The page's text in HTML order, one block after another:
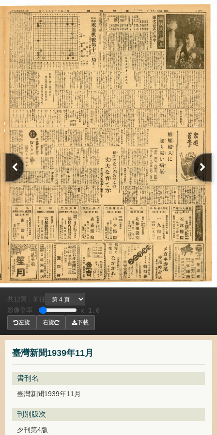
臺灣新聞1939年11月
書刊名
臺灣新聞1939年11月
刊別版次
夕刊第4版
共 12頁， 前往
影像倍率
x 1.0
左旋 右旋 下載